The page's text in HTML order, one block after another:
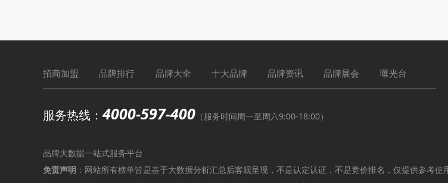
招商加盟 品牌排行 品牌大全 十大品牌 品牌资讯 品牌展会 曝光台
服务热线：4000-597-400 （服务时间周一至周六9:00-18:00）
品牌大数据一站式服务平台
免责声明 ：网站所有榜单皆是基于大数据分析汇总后客观呈现，不是认定认证，不是竞价排名，仅提供参考